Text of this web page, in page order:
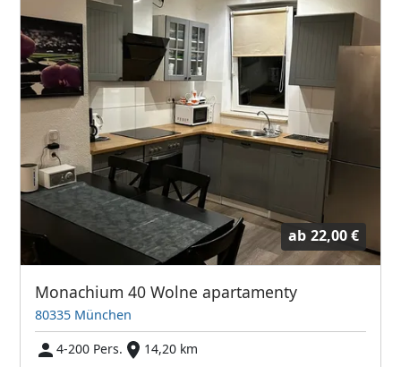
ab 22,00 €
Monachium 40 Wolne apartamenty
80335 München
4-200 Pers.
14,20 km